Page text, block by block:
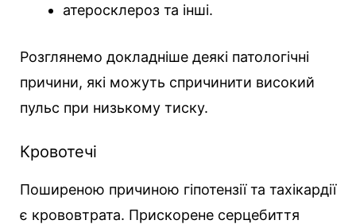
атеросклероз та інші.
Розглянемо докладніше деякі патологічні
причини, які можуть спричинити високий
пульс при низькому тиску.
Кровотечі
Поширеною причиною гіпотензії та тахікардії
є крововтрата. Прискорене серцебиття